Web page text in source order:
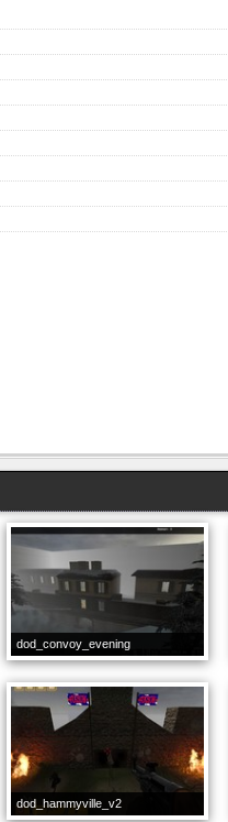
dod_convoy_evening
dod_hammyville_v2